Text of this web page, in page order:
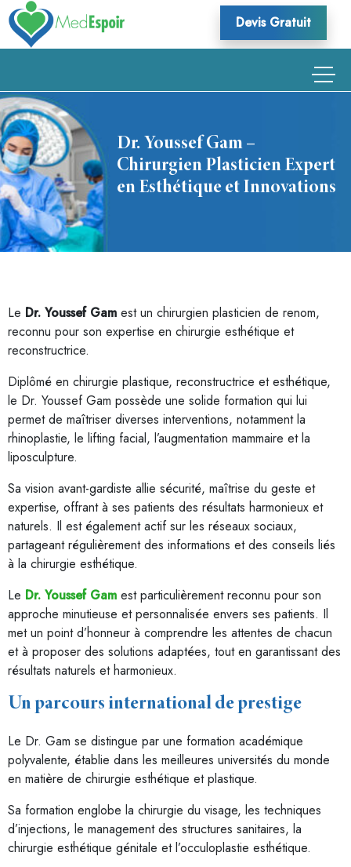
Skip
to
content
Devis Gratuit
Dr. Youssef Gam –
Chirurgien Plasticien Expert
en Esthétique et Innovations
Le Dr. Youssef Gam est un chirurgien plasticien de renom,
reconnu pour son expertise en chirurgie esthétique et
reconstructrice.
Diplômé en chirurgie plastique, reconstructrice et esthétique,
le Dr. Youssef Gam possède une solide formation qui lui
permet de maîtriser diverses interventions, notamment la
rhinoplastie, le lifting facial, l’augmentation mammaire et la
liposculpture.
Sa vision avant-gardiste allie sécurité, maîtrise du geste et
expertise, offrant à ses patients des résultats harmonieux et
naturels. Il est également actif sur les réseaux sociaux,
partageant régulièrement des informations et des conseils liés
à la chirurgie esthétique.
Le Dr. Youssef Gam est particulièrement reconnu pour son
approche minutieuse et personnalisée envers ses patients. Il
met un point d’honneur à comprendre les attentes de chacun
et à proposer des solutions adaptées, tout en garantissant des
résultats naturels et harmonieux.
Un parcours international de prestige
Le Dr. Gam se distingue par une formation académique
polyvalente, établie dans les meilleures universités du monde
en matière de chirurgie esthétique et plastique.
Sa formation englobe la chirurgie du visage, les techniques
d’injections, le management des structures sanitaires, la
chirurgie esthétique génitale et l’occuloplastie esthétique.